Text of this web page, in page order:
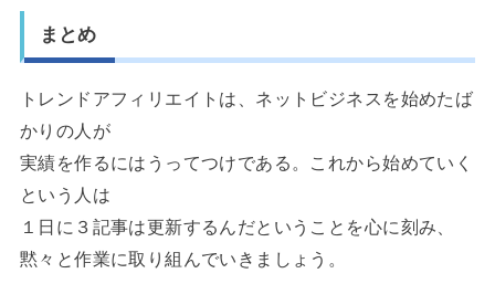
まとめ
トレンドアフィリエイトは、ネットビジネスを始めたば
かりの人が
実績を作るにはうってつけである。これから始めていく
という人は
１日に３記事は更新するんだということを心に刻み、
黙々と作業に取り組んでいきましょう。